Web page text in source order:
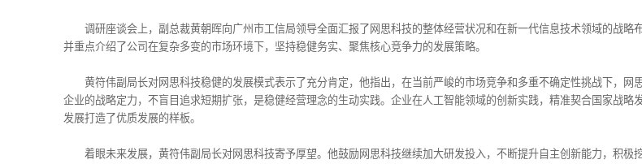
调研座谈会上，副总裁黄朝晖向广州市工信局领导全面汇报了网思科技的整体经营状况和在新一代信息技术领域的战略
并重点介绍了公司在复杂多变的市场环境下，坚持稳健务实、聚焦核心竞争力的发展策略。
黄符伟副局长对网思科技稳健的发展模式表示了充分肯定，他指出，在当前严峻的市场竞争和多重不确定性挑战下，网
企业的战略定力，不盲目追求短期扩张，是稳健经营理念的生动实践。企业在人工智能领域的创新实践，精准契合国家战略
发展打造了优质发展的样板。
着眼未来发展，黄符伟副局长对网思科技寄予厚望。他鼓励网思科技继续加大研发投入，不断提升自主创新能力，积极